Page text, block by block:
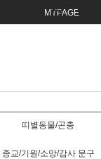
MYPAGE
띠별동물/곤충
종교/기원/소망/감사 문구